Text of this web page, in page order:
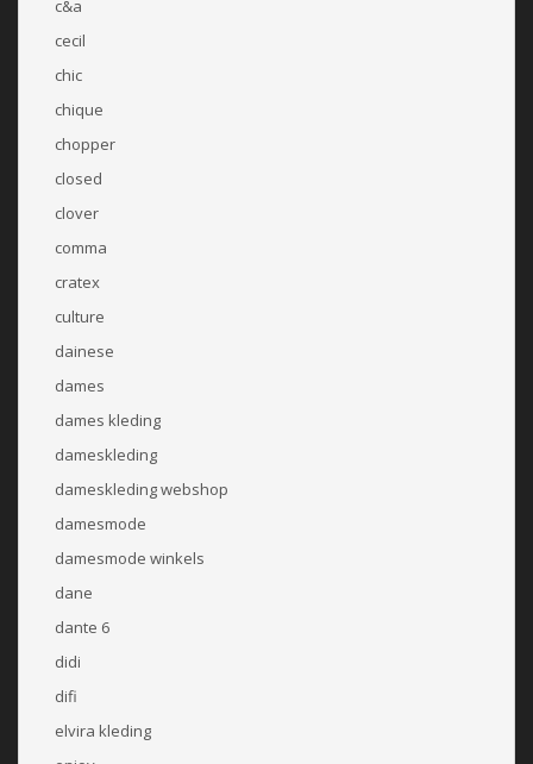
c&a
cecil
chic
chique
chopper
closed
clover
comma
cratex
culture
dainese
dames
dames kleding
dameskleding
dameskleding webshop
damesmode
damesmode winkels
dane
dante 6
didi
difi
elvira kleding